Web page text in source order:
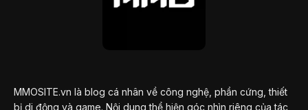
MMOSITE.vn là blog cá nhân về công nghệ, phần cứng, thiết
bị di động và game. Nội dung thể hiện góc nhìn riêng của tác